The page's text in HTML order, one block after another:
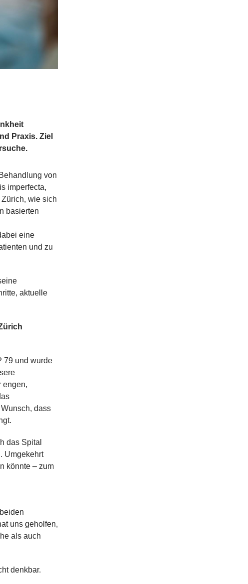
Praxis. Ziel
von
imperfecta,
wie sich
basierten
eine
und zu
aktuelle
79 und wurde
engen,
dass
das Spital
Umgekehrt
könnte – zum
uns geholfen,
als auch
denkbar.